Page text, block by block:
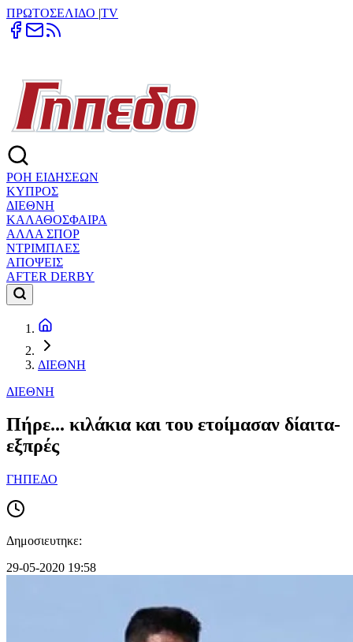
ΠΡΩΤΟΣΕΛΙΔΟ |TV
ΡΟΗ ΕΙΔΗΣΕΩΝ
ΚΥΠΡΟΣ
ΔΙΕΘΝΗ
ΚΑΛΑΘΟΣΦΑΙΡΑ
ΑΛΛΑ ΣΠΟΡ
ΝΤΡΙΜΠΛΕΣ
ΑΠΟΨΕΙΣ
AFTER DERBY
ΔΙΕΘΝΗ
ΔΙΕΘΝΗ
Πήρε... κιλάκια και του ετοίμασαν δίαιτα-
εξπρές
ΓΗΠΕΔΟ
Δημοσιευτηκε:
29-05-2020 19:58